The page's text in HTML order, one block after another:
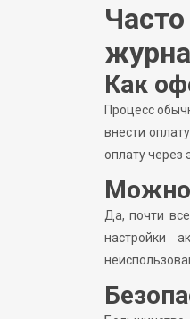
Как
Процесс
внести
оплату через
Можно
Да, почти
настройки